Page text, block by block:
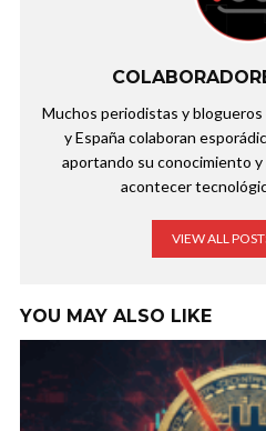
Muchos periodistas y blogueros
y España colaboran
aportando su conocimiento
acontecer
VIEW ALL
YOU MAY ALSO LIKE